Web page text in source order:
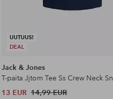
UUTUUS!
DEAL
Jack & Jones
T-paita Jjtom Tee Ss Crew Neck Sn
13 EUR 14,99 EUR